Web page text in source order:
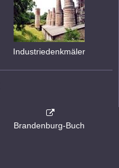
Industriedenkmäler
Brandenburg-Buch